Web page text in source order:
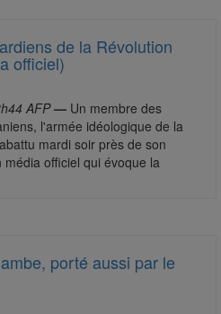
de la Révolution
officiel)
AFP — Un membre des
l'armée idéologique de la
mardi soir près de son
officiel qui évoque la
porté aussi par le